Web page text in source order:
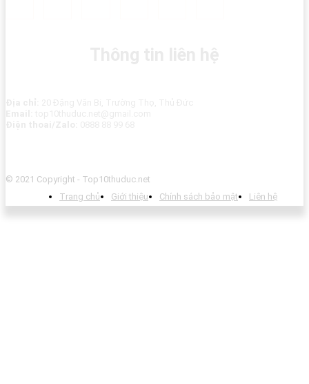
© 2021 Copyright - Top10thuduc.net
Trang chủ
Giới thiệu Chính sách bảo mật Liên hệ